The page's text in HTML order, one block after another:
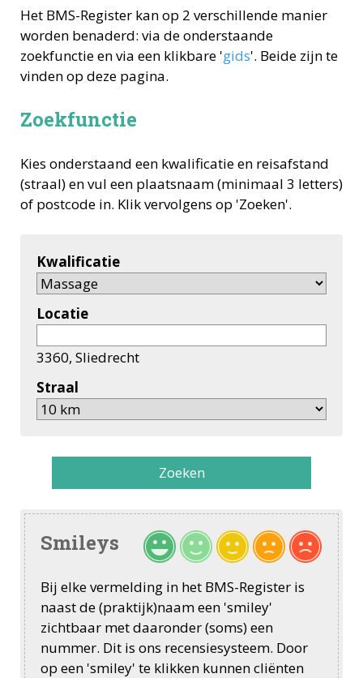
Het BMS-Register kan op 2 verschillende manier
worden benaderd: via de onderstaande
zoekfunctie en via een klikbare 'gids'. Beide zijn te
vinden op deze pagina.
Zoekfunctie
Kies onderstaand een kwalificatie en reisafstand
(straal) en vul een plaatsnaam (minimaal 3 letters)
of postcode in. Klik vervolgens op 'Zoeken'.
Kwalificatie
Locatie
3360, Sliedrecht
Straal
Zoeken
Smileys
Bij elke vermelding in het BMS-Register is
naast de (praktijk)naam een 'smiley'
zichtbaar met daaronder (soms) een
nummer. Dit is ons recensiesysteem. Door
op een 'smiley' te klikken kunnen cliënten